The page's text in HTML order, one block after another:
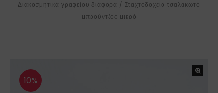
Διακοσμητικά γραφείου διάφορα / Σταχτοδοχείο τσαλακωτό
μπρούντζος μικρό
10%